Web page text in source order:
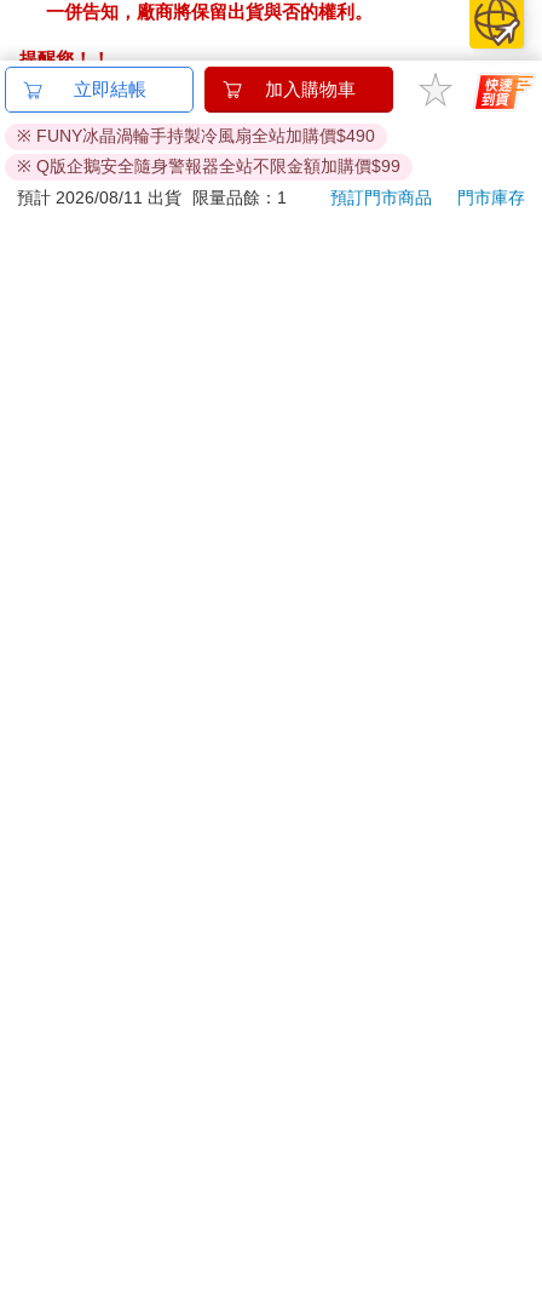
一併告知，廠商將保留出貨與否的權利。
提醒您！！
金石堂及銀行均不會請您操作ATM! 如接獲電話要求您前往
ATM提款機，請不要聽從指示，以免受騙上當！
退換貨須知：
**提醒您，鑑賞期不等於試用期，退回商品須為全新狀態**
立即結帳 加入購物車
※ FUNY冰晶渦輪手持製冷風扇全站加購價$490
※ Q版企鵝安全隨身警報器全站不限金額加購價$99
預計 2026/08/11 出貨
限量品餘：1 預訂門市商品 門市庫存